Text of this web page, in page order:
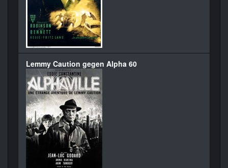
Lemmy Caution gegen Alpha 60